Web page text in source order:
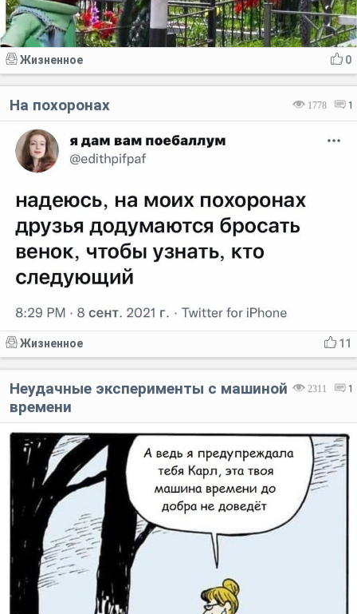
0
Жизненное
1778 1
На похоронах
11
Жизненное
2311 1
Неудачные эксперименты с машиной
времени